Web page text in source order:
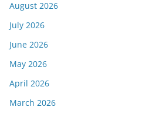
August 2026
July 2026
June 2026
May 2026
April 2026
March 2026